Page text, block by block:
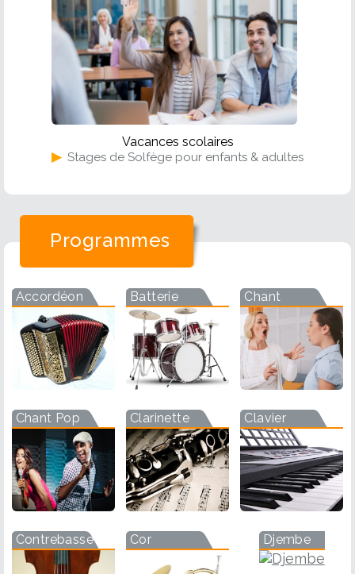
Vacances scolaires
▶ Stages de Solfège pour enfants & adultes
Programmes
Accordéon Batterie Chant
Chant Pop Clarinette Clavier
Contrebasse Cor Djembe